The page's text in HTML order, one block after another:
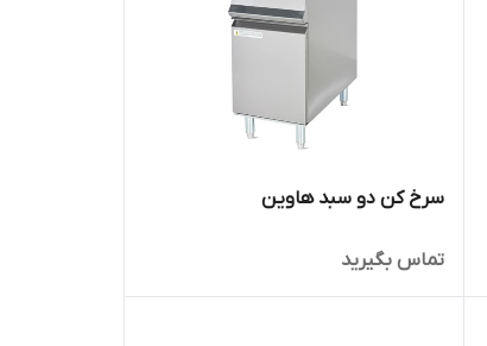
سرخ کن دو سبد هاوین
تماس بگیرید